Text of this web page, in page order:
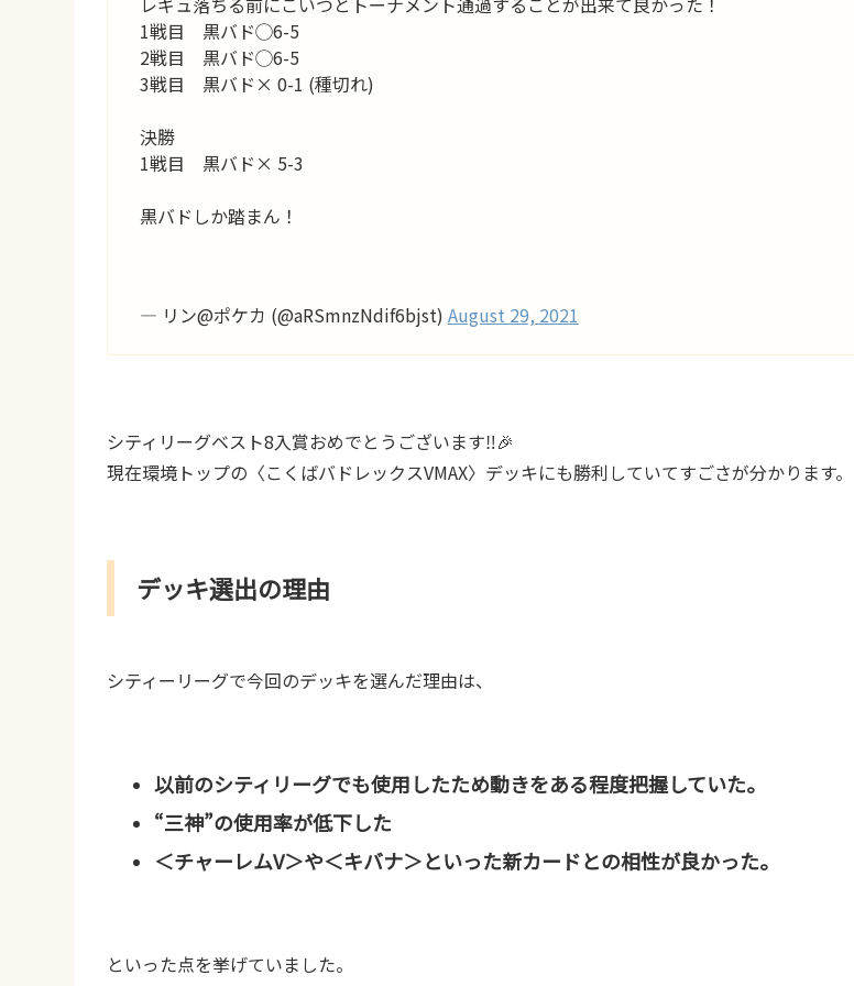
1戦目 黒バド◯6-5
2戦目 黒バド◯6-5
3戦目 黒バド× 0-1 (種切れ)
決勝
1戦目 黒バド× 5-3
黒バドしか踏まん！
— リン@ポケカ (@aRSmnzNdif6bjst) August 29, 2021
シティリーグベスト8入賞おめでとうございます‼︎🎉
現在環境トップの〈こくばバドレックスVMAX〉デッキにも勝利していてすごさが分かります。
デッキ選出の理由
シティーリーグで今回のデッキを選んだ理由は、
以前のシティリーグでも使用したため動きをある程度把握していた。
“三神”の使用率が低下した
＜チャーレムV＞や＜キバナ＞といった新カードとの相性が良かった。
といった点を挙げていました。